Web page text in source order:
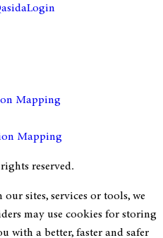
Login
Mapping
Mapping
reserved.
sites, services or tools, we
may use cookies for storing
with a better, faster and safer